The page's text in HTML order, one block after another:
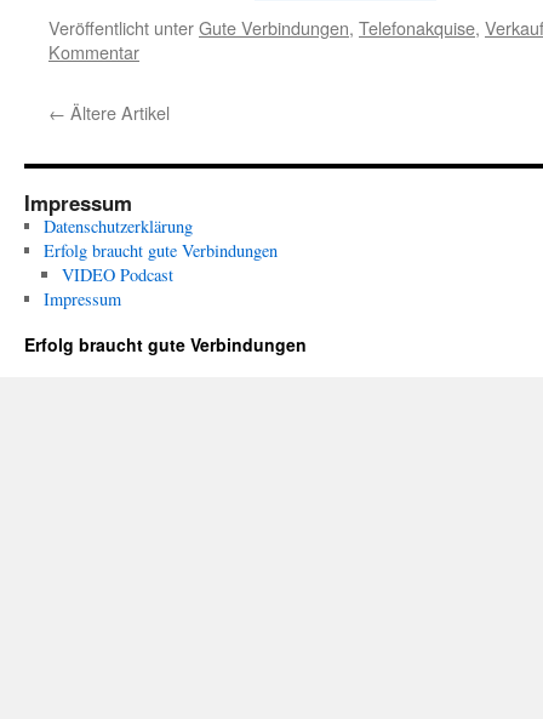
Veröffentlicht unterGute Verbindungen, Telefonakquise,
Kommentar
← Ältere Artikel
Impressum
Datenschutzerklärung
Erfolg braucht gute Verbindungen
VIDEO Podcast
Impressum
Erfolg braucht gute Verbindungen